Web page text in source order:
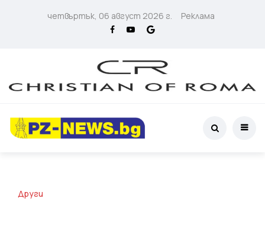
четвъртък, 06 август 2026 г. Реклама
Други